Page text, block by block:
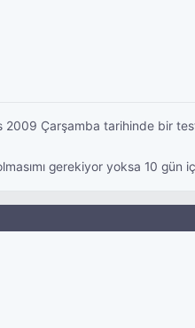
2009 Çarşamba tarihinde bir
gerekiyor yoksa 10 gün